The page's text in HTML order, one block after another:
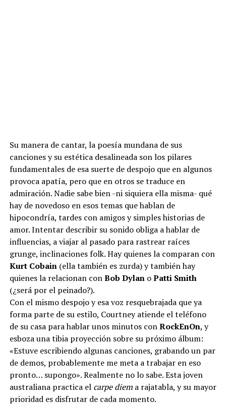
Su manera de cantar, la poesía mundana de sus
canciones y su estética desalineada son los pilares
fundamentales de esa suerte de despojo que en algunos
provoca apatía, pero que en otros se traduce en
admiración. Nadie sabe bien -ni siquiera ella misma- qué
hay de novedoso en esos temas que hablan de
hipocondría, tardes con amigos y simples historias de
amor. Intentar describir su sonido obliga a hablar de
influencias, a viajar al pasado para rastrear raíces
grunge, inclinaciones folk. Hay quienes la comparan con
Kurt Cobain(ella también es zurda) y también hay
quienes la relacionan conBob DylanoPatti Smith
(¿será por el peinado?).
Con el mismo despojo y esa voz resquebrajada que ya
forma parte de su estilo, Courtney atiende el teléfono
de su casa para hablar unos minutos conRockEnOn, y
esboza una tibia proyección sobre su próximo álbum:
«Estuve escribiendo algunas canciones, grabando un par
de demos, probablemente me meta a trabajar en eso
pronto… supongo». Realmente no lo sabe. Esta joven
australiana practica el carpe diema rajatabla, y su mayor
prioridad es disfrutar de cada momento.